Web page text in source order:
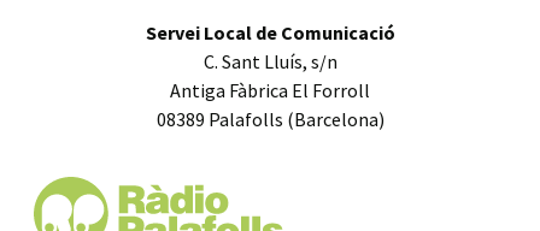
Servei Local de Comunicació
C. Sant Lluís, s/n
Antiga Fàbrica El Forroll
08389 Palafolls (Barcelona)